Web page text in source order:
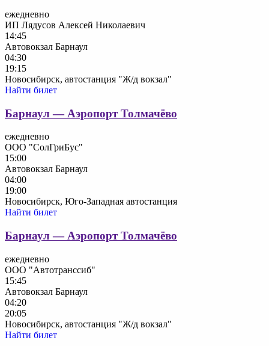
ежедневно
ИП Лядусов Алексей Николаевич
14:45
Автовокзал Барнаул
04:30
19:15
Новосибирск, автостанция "Ж/д вокзал"
Найти билет
Барнаул — Аэропорт Толмачёво
ежедневно
ООО "СолГриБус"
15:00
Автовокзал Барнаул
04:00
19:00
Новосибирск, Юго-Западная автостанция
Найти билет
Барнаул — Аэропорт Толмачёво
ежедневно
ООО "Автотранссиб"
15:45
Автовокзал Барнаул
04:20
20:05
Новосибирск, автостанция "Ж/д вокзал"
Найти билет